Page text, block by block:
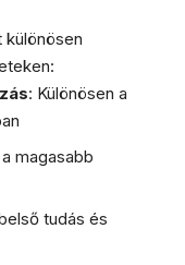
különösen
: Különösen a
magasabb
tudás és